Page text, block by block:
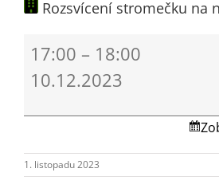
Aktuality
Turistika
Rozsvícení stromečku na
stromečku
na
17:00 – 18:00
10.12.2023
1. listopadu 2023